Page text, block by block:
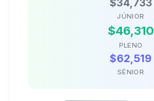
JÚNIOR
$46,310
PLENO
$62,519
SÊNIOR